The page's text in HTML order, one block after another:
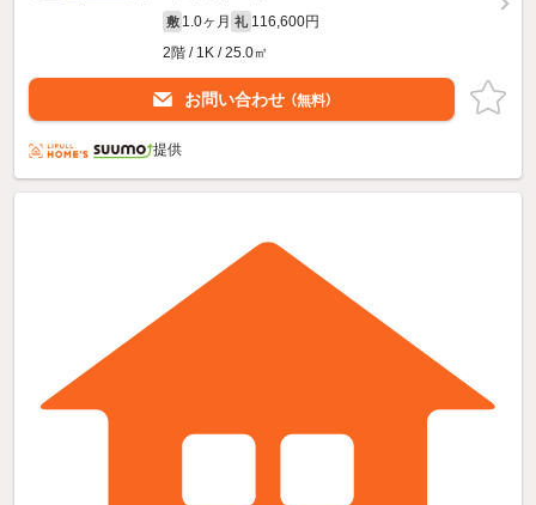
敷 1.0ヶ月 礼 116,600円
2階 / 1K / 25.0㎡
お問い合わせ （無料）
提供